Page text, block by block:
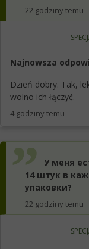
22 godziny temu
Najnowsza
Dzień dobry. Tak,
wolno ich łączyć.
4 godziny temu
У меня
14 штук в
упаковки?
22 godziny temu